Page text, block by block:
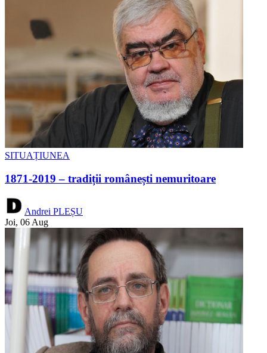
SITUAȚIUNEA
1871-2019 – tradiții românești nemuritoare
Andrei PLEȘU
Joi, 06 Aug